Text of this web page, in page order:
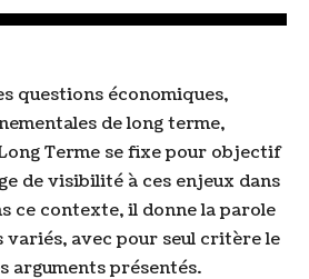
questions économiques,
de long terme,
Terme se fixe pour objectif
de visibilité à ces enjeux dans
ce contexte, il donne la parole
avec pour seul critère le
arguments présentés.